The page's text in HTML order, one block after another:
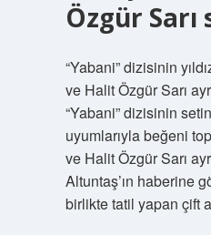
Özgür
“Yabani” dizisinin
ve Halit Özgür Sarı
“Yabani” dizisinin
uyumlarıyla beğeni
ve Halit Özgür Sarı
Altuntaş’ın haberine
birlikte tatil yapan çift